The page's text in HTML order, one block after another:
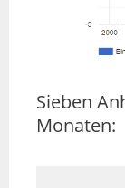
Sieben
Monaten: